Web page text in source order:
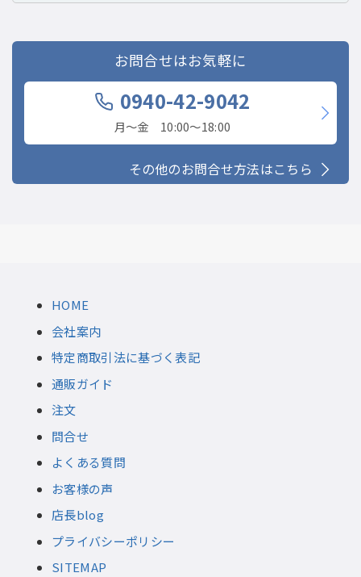
お問合せはお気軽に
0940-42-9042
月〜金 10:00〜18:00
その他のお問合せ方法はこちら
HOME
会社案内
特定商取引法に基づく表記
通販ガイド
注文
問合せ
よくある質問
お客様の声
店長blog
プライバシーポリシー
SITEMAP